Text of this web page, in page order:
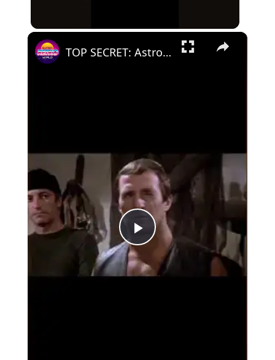
×
Play
Video
TOP SECRET: Astro do rock se envolve em trama de espionagem de rebeldes contra alemães de porcelana!